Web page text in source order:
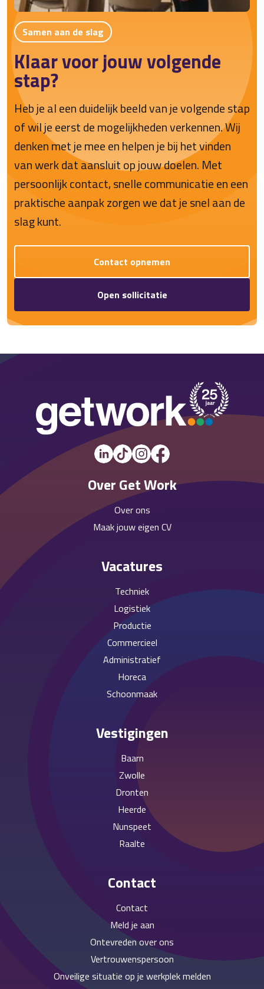
Samen aan de slag
Klaar voor jouw volgende
stap?
Heb je al een duidelijk beeld van je volgende stap
of wil je eerst de mogelijkheden verkennen. Wij
denken met je mee en helpen je bij het vinden
van werk dat aansluit op jouw doelen. Met
persoonlijk contact, snelle communicatie en een
praktische aanpak zorgen we dat je snel aan de
slag kunt.
Contact opnemen
Open sollicitatie
Over Get Work
Over ons
Maak jouw eigen CV
Vacatures
Techniek
Logistiek
Productie
Commercieel
Administratief
Horeca
Schoonmaak
Vestigingen
Baarn
Zwolle
Dronten
Heerde
Nunspeet
Raalte
Contact
Contact
Meld je aan
Ontevreden over ons
Vertrouwenspersoon
Onveilige situatie op je werkplek melden